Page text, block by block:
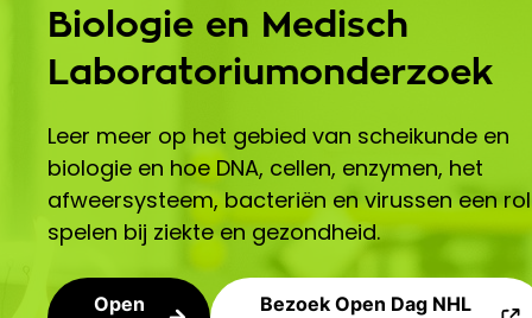
Biologie en Medisch
Laboratoriumonderzoek
Leer meer op het gebied van scheikunde en
biologie en hoe DNA, cellen, enzymen, het
afweersysteem, bacteriën en virussen een rol
spelen bij ziekte en gezondheid.
Open
Bezoek Open Dag NHL